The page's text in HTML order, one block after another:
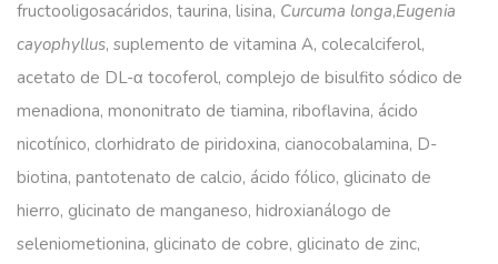
fructooligosacáridos, taurina, lisina, Curcuma longa,Eugenia
cayophyllus, suplemento de vitamina A, colecalciferol,
acetato de DL-α tocoferol, complejo de bisulfito sódico de
menadiona, mononitrato de tiamina, riboflavina, ácido
nicotínico, clorhidrato de piridoxina, cianocobalamina, D-
biotina, pantotenato de calcio, ácido fólico, glicinato de
hierro, glicinato de manganeso, hidroxianálogo de
seleniometionina, glicinato de cobre, glicinato de zinc,